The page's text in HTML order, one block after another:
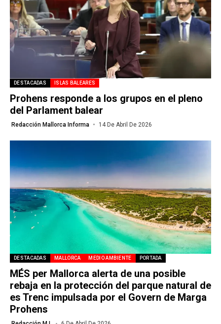
DESTACADAS ISLAS BALEARES
Prohens responde a los grupos en el pleno
del Parlament balear
Redacción Mallorca Informa 14 De Abril De 2026
DESTACADAS MALLORCA MEDIO AMBIENTE PORTADA
MÉS per Mallorca alerta de una posible
rebaja en la protección del parque natural de
es Trenc impulsada por el Govern de Marga
Prohens